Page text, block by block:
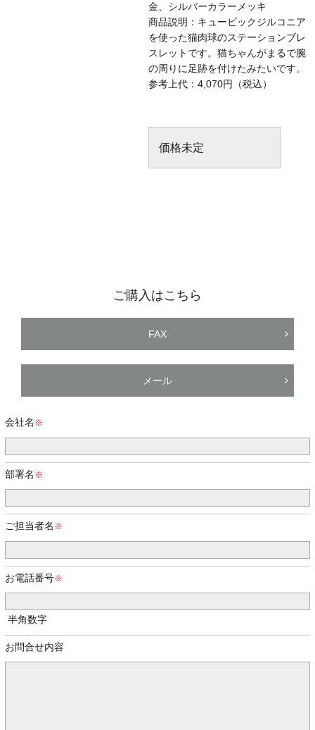
金、シルバーカラーメッキ
商品説明：キュービックジルコニア
を使った猫肉球のステーションブレ
スレットです。猫ちゃんがまるで腕
の周りに足跡を付けたみたいです。
参考上代：4,070円（税込）
価格未定
ご購入はこちら
FAX
メール
会社名
部署名
ご担当者名
お電話番号
半角数字
お問合せ内容